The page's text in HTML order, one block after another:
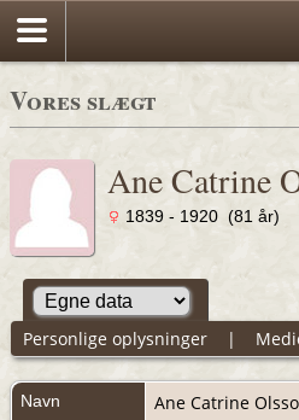
Vores slægt
Ane Catrine
1839 - 1920 (81 år)
Personlige oplysninger|
Navn Ane Catrine